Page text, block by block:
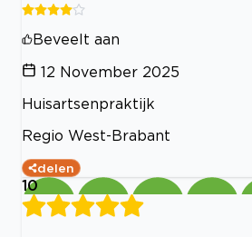
Beveelt aan
12 November 2025
Huisartsenpraktijk
Regio West-Brabant
delen
10